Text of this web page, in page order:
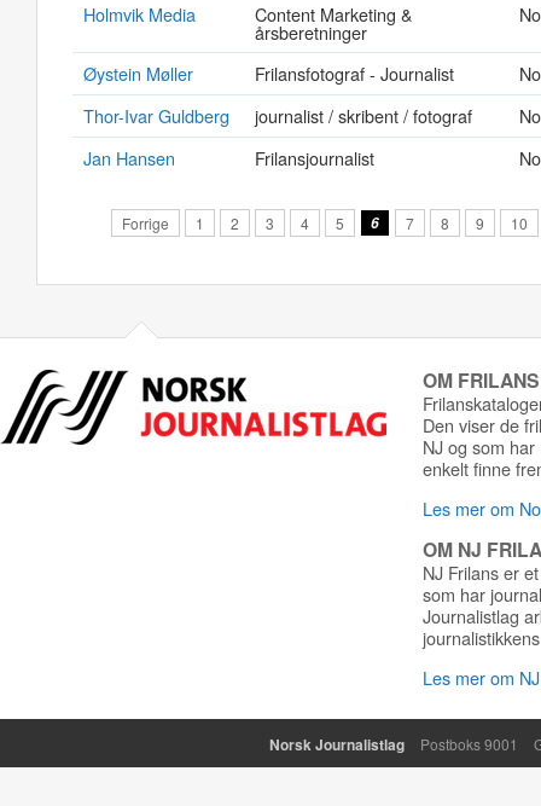
Holmvik Media
Content Marketing &
årsberetninger
Øystein Møller Frilansfotograf - Journalist
Thor-Ivar Guldberg
journalist / skribent / fotograf
Jan Hansen
Frilansjournalist
Forrige 1 2 3 4 5 6 7 8 9 10
OM
Den viser de
NJ og som
enkelt finne
Les mer om
OM NJ
NJ Frilans er
som har
Journalistlag
Les mer om
Norsk Journalistlag Postboks 9001